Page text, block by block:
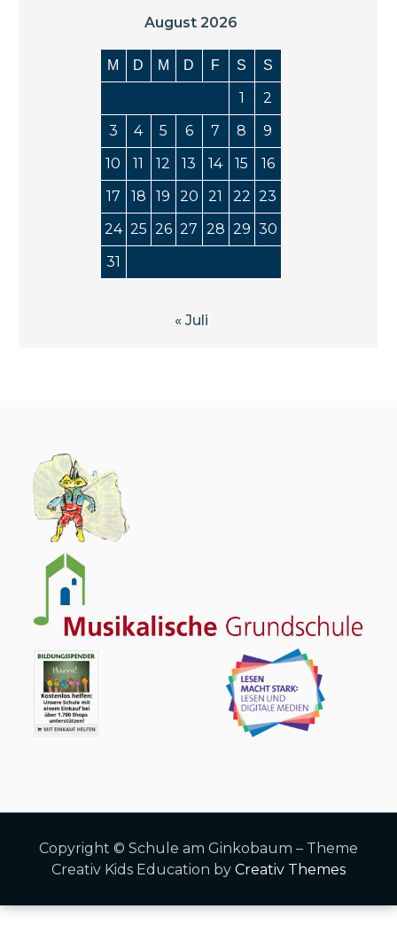
August 2026
M D M D F S S
1
2
3
4 5 6 7 8
9
10
11 12 13 14 15
16
17
18 19 20 21 22 23
24 25 26 27 28 29 30
31
« Juli
Copyright © Schule am Ginkobaum – Theme
Creativ Kids Education by Creativ Themes